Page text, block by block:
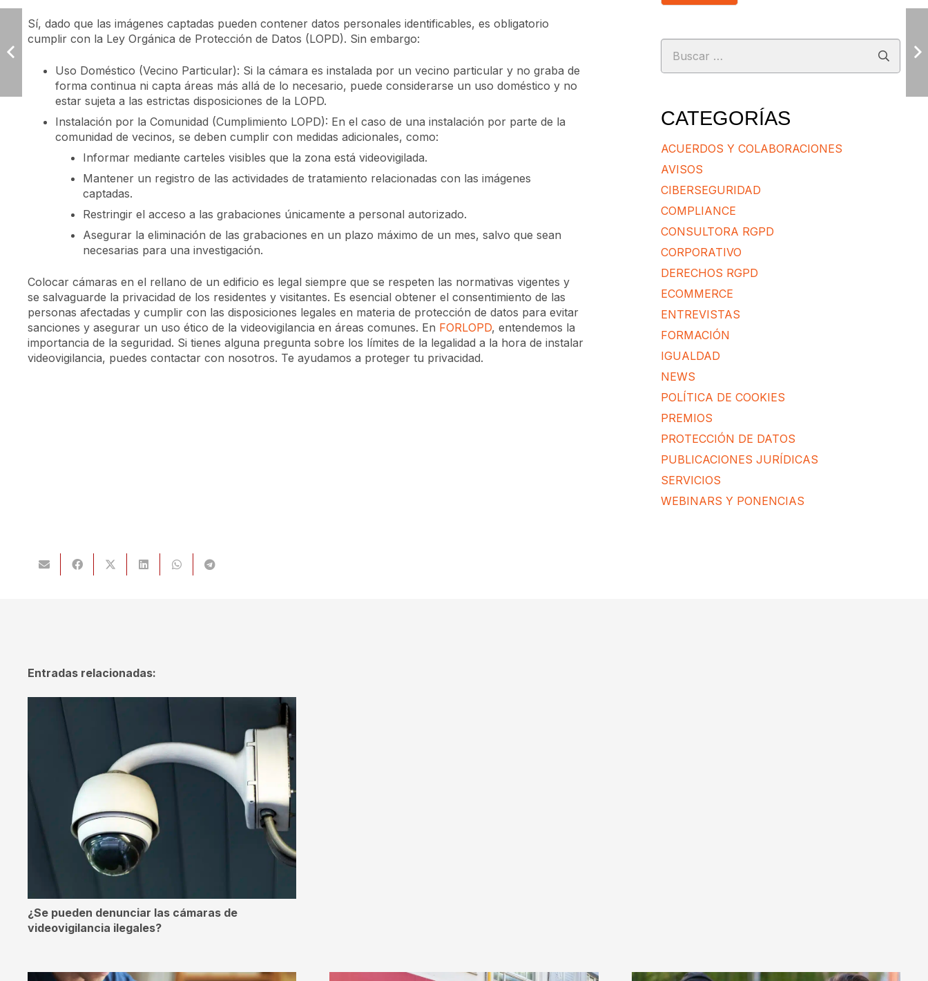
Sí, dado que las imágenes captadas pueden contener datos personales identificables, es obligatorio
cumplir con la Ley Orgánica de Protección de Datos (LOPD). Sin embargo:
Uso Doméstico (Vecino Particular): Si la cámara es instalada por un vecino particular y no graba de
forma continua ni capta áreas más allá de lo necesario, puede considerarse un uso doméstico y no
estar sujeta a las estrictas disposiciones de la LOPD.
Instalación por la Comunidad (Cumplimiento LOPD): En el caso de una instalación por parte de la
comunidad de vecinos, se deben cumplir con medidas adicionales, como:
Informar mediante carteles visibles que la zona está videovigilada.
Mantener un registro de las actividades de tratamiento relacionadas con las imágenes
captadas.
Restringir el acceso a las grabaciones únicamente a personal autorizado.
Asegurar la eliminación de las grabaciones en un plazo máximo de un mes, salvo que sean
necesarias para una investigación.
Colocar cámaras en el rellano de un edificio es legal siempre que se respeten las normativas vigentes y
se salvaguarde la privacidad de los residentes y visitantes. Es esencial obtener el consentimiento de las
personas afectadas y cumplir con las disposiciones legales en materia de protección de datos para evitar
sanciones y asegurar un uso ético de la videovigilancia en áreas comunes. En FORLOPD, entendemos la
importancia de la seguridad. Si tienes alguna pregunta sobre los límites de la legalidad a la hora de instalar
videovigilancia, puedes contactar con nosotros. Te ayudamos a proteger tu privacidad.
Buscar:
CATEGORÍAS
ACUERDOS Y COLABORACIONES
AVISOS
CIBERSEGURIDAD
COMPLIANCE
CONSULTORA RGPD
CORPORATIVO
DERECHOS RGPD
ECOMMERCE
ENTREVISTAS
FORMACIÓN
IGUALDAD
NEWS
POLÍTICA DE COOKIES
PREMIOS
PROTECCIÓN DE DATOS
PUBLICACIONES JURÍDICAS
SERVICIOS
WEBINARS Y PONENCIAS
Entradas relacionadas:
¿Se pueden denunciar las cámaras de
videovigilancia ilegales?